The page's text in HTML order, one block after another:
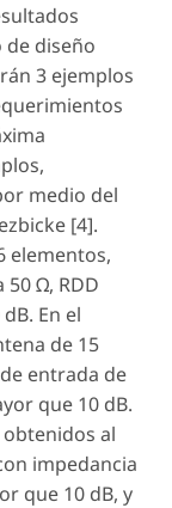
diseño
3 ejemplos
medio del
[4].
elementos,
Ω, RDD
En el
de 15
entrada de
que 10 dB.
al
impedancia
que 10 dB, y